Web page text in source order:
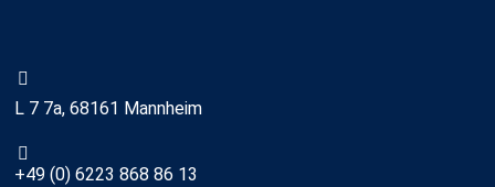
L 7 7a, 68161 Mannheim
+49 (0) 6223 868 86 13